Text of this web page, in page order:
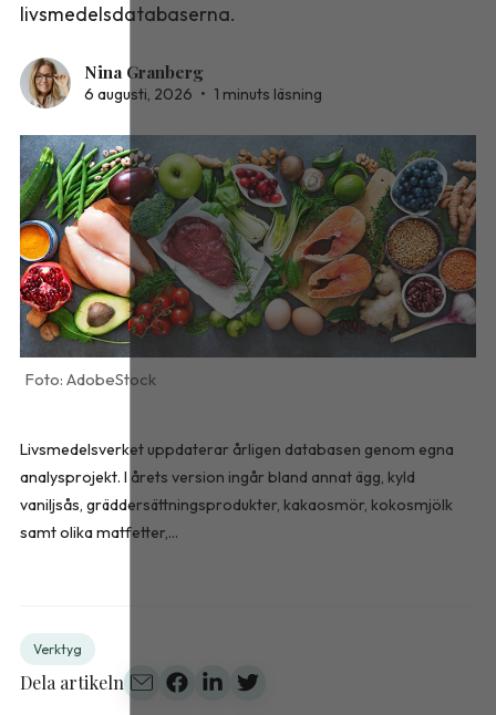
livsmedelsdatabaserna.
Nina Granberg
6 augusti, 2026 • 1 minuts läsning
AdobeStock
Livsmedelsverket uppdaterar årligen databasen genom egna
analysprojekt. I årets version ingår bland annat ägg, kyld
vaniljsås, gräddersättningsprodukter, kakaosmör, kokosmjölk
samt olika matfetter,...
Verktyg
Dela artikeln